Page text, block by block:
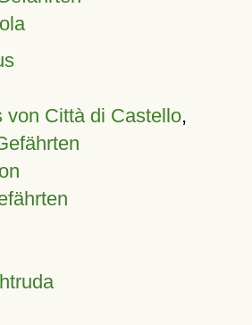
von Città di Castello,